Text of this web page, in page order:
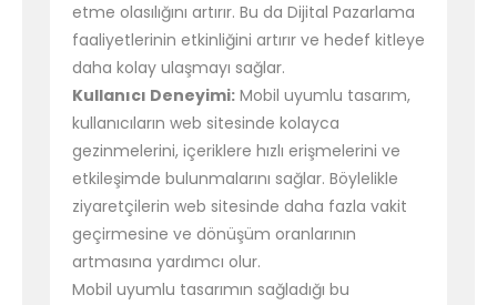
etme olasılığını artırır. Bu da Dijital Pazarlama
faaliyetlerinin etkinliğini artırır ve hedef kitleye
daha kolay ulaşmayı sağlar.
Kullanıcı Deneyimi: Mobil uyumlu tasarım,
kullanıcıların web sitesinde kolayca
gezinmelerini, içeriklere hızlı erişmelerini ve
etkileşimde bulunmalarını sağlar. Böylelikle
ziyaretçilerin web sitesinde daha fazla vakit
geçirmesine ve dönüşüm oranlarının
artmasına yardımcı olur.
Mobil uyumlu tasarımın sağladığı bu